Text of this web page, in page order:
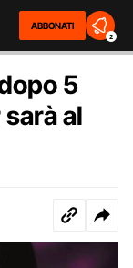
ABBONATI
2
5
al